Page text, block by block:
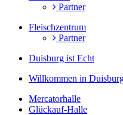
Partner
Fleischzentrum
Partner
Duisburg ist Echt
Willkommen in
Mercatorhalle
Glückauf-Halle